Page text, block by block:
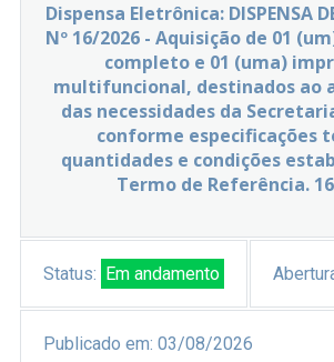
Dispensa Eletrônica: DISPENSA
Nº 16/2026 - Aquisição de 01
completo e 01 (uma)
multifuncional, destinados ao
das necessidades da
conforme especificações
quantidades e condições
Termo de Referência.
Status: Em andamento
Publicado em: 03/08/2026